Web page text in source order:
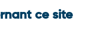
ce site